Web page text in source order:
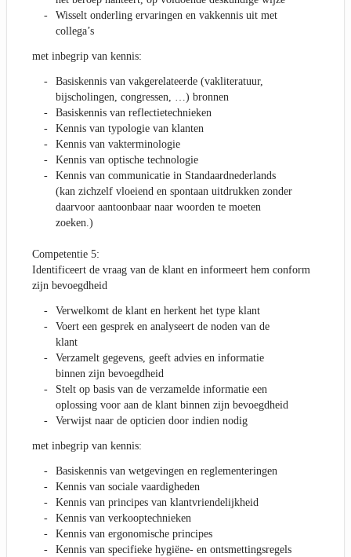
Wisselt onderling ervaringen en vakkennis uit met
collega’s
met inbegrip van kennis:
Basiskennis van vakgerelateerde (vakliteratuur,
bijscholingen, congressen, …) bronnen
Basiskennis van reflectietechnieken
Kennis van typologie van klanten
Kennis van vakterminologie
Kennis van optische technologie
Kennis van communicatie in Standaardnederlands
(kan zichzelf vloeiend en spontaan uitdrukken zonder
daarvoor aantoonbaar naar woorden te moeten
zoeken.)
Competentie 5:
Identificeert de vraag van de klant en informeert hem conform
zijn bevoegdheid
Verwelkomt de klant en herkent het type klant
Voert een gesprek en analyseert de noden van de
klant
Verzamelt gegevens, geeft advies en informatie
binnen zijn bevoegdheid
Stelt op basis van de verzamelde informatie een
oplossing voor aan de klant binnen zijn bevoegdheid
Verwijst naar de opticien door indien nodig
met inbegrip van kennis:
Basiskennis van wetgevingen en reglementeringen
Kennis van sociale vaardigheden
Kennis van principes van klantvriendelijkheid
Kennis van verkooptechnieken
Kennis van ergonomische principes
Kennis van specifieke hygiëne- en ontsmettingsregels